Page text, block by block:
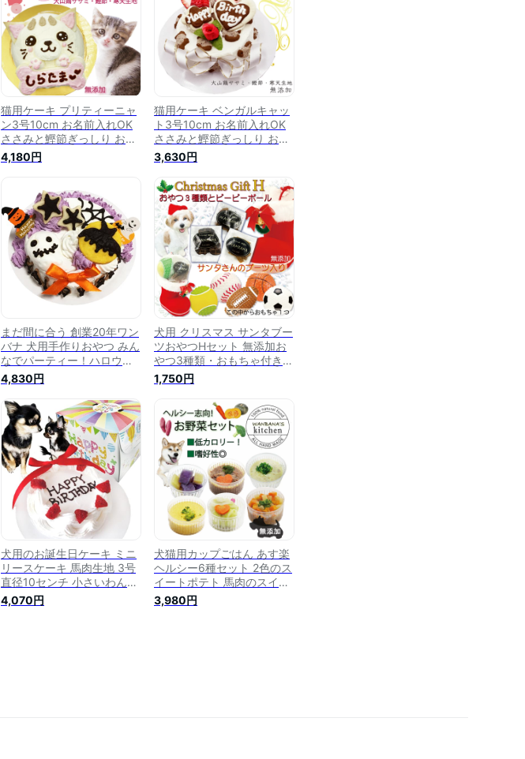
猫用ケーキ プリティーニャ
ン3号10cm お名前入れOK
ささみと鰹節ぎっしり おい
しいに決まってる！グルメ
なねこちゃんも大満足！お
っぷり お誕生日祝い ネコち
ゃんも飼い主様も食べっぷ
りが楽しい！ギフトやパー
ティーを盛り上げる 創業20
年ワンバナ
4,180円
猫用ケーキ ベンガルキャッ
ト3号10cm お名前入れOK
ささみと鰹節ぎっしり おい
しいに決まってる！グルメ
なねこちゃんも大満足！お
やつに！ごはんに！栄養た
っぷり お誕生日祝い ネコち
ゃんも飼い主様も食べっぷ
りが楽しい！ギフトやパー
ティーを盛り上げる 創業20
年ワンバナ
3,630円
まだ間に合う 創業20年ワン
バナ 犬用手作りおやつ みん
なでパーティー！ハロウィ
ンケーキ3号10㎝大 馬肉と
寒天生地 国産無添加で安心
安全 ギフトやプレゼントに
も人気
4,830円
犬用 クリスマス サンタブー
ツおやつHセット 無添加お
やつ3種類・おもちゃ付き
無添加 ヘルシー 食べっぷり
最高 人気 ミニ プレゼント
ご飯 ギフト 帝塚山 ワンバ
ナ サメ・馬肉・サーモン
アレルギー対応 わんちゃん
に ケーキと一緒に
1,750円
犬用のお誕生日ケーキ ミニ
リースケーキ 馬肉生地 3号
直径10センチ 小さいわんち
ゃん食べきりサイズ 無添加
安心 人気バースデーおやつ
4,070円
犬猫用カップごはん あす楽
ヘルシー6種セット 2色のス
イートポテト 馬肉のスイー
トポテト かぼちゃプリン ロ
ールキャベツ ムラマイ ラム
3,980円